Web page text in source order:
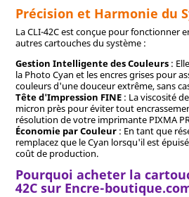
Précision et Harmonie du
La CLI-42C est conçue pour fonctionner
autres cartouches du système :
Gestion Intelligente des Couleurs:
la Photo Cyan et les encres grises pour
couleurs d'une douceur extrême, sans
Tête d'Impression FINE: La viscosité
micron près pour éviter tout
résolution de votre imprimante PIXMA
Économie par Couleur: En tant que
remplacez que le Cyan lorsqu'il est
coût de production.
Pourquoi acheter la
42C sur Encre-